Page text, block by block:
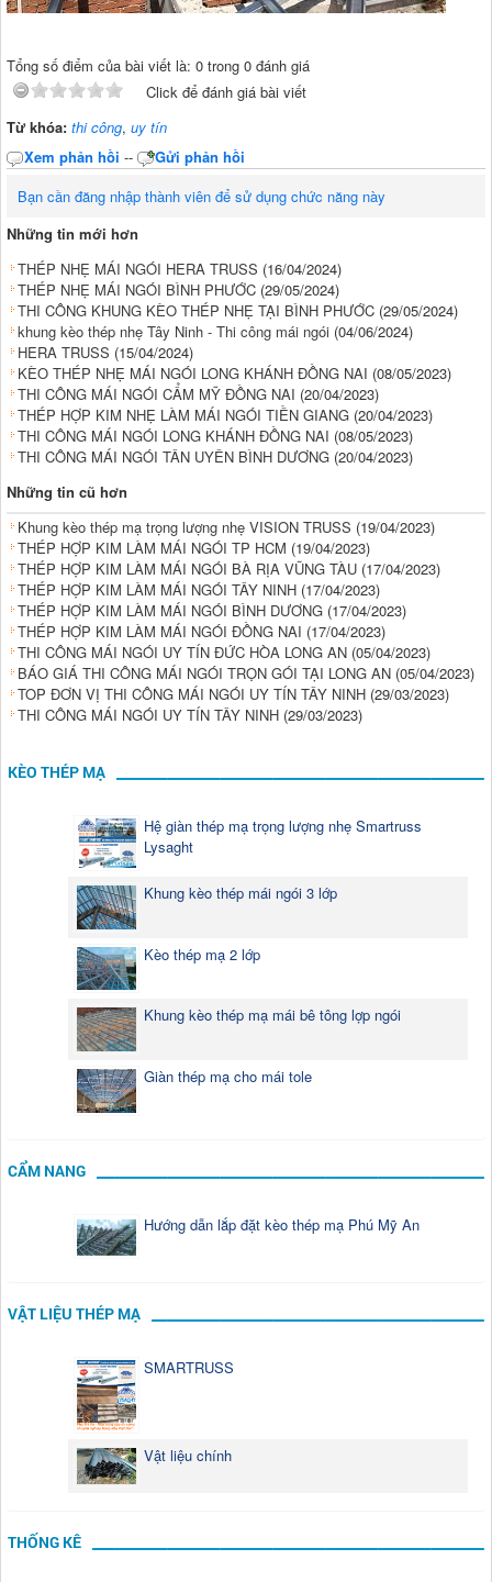
Tổng số điểm của bài viết là: 0 trong 0 đánh giá
Click để đánh giá bài viết
Từ khóa: thi công, uy tín
Xem phản hồi --
Gửi phản hồi
Bạn cần đăng nhập thành viên để sử dụng chức năng này
Những tin mới hơn
THÉP NHẸ MÁI NGÓI HERA TRUSS (16/04/2024)
THÉP NHẸ MÁI NGÓI BÌNH PHƯỚC (29/05/2024)
THI CÔNG KHUNG KÈO THÉP NHẸ TẠI BÌNH PHƯỚC (29/05/2024)
khung kèo thép nhẹ Tây Ninh - Thi công mái ngói (04/06/2024)
HERA TRUSS (15/04/2024)
KÈO THÉP NHẸ MÁI NGÓI LONG KHÁNH ĐỒNG NAI (08/05/2023)
THI CÔNG MÁI NGÓI CẨM MỸ ĐỒNG NAI (20/04/2023)
THÉP HỢP KIM NHẸ LÀM MÁI NGÓI TIỀN GIANG (20/04/2023)
THI CÔNG MÁI NGÓI LONG KHÁNH ĐỒNG NAI (08/05/2023)
THI CÔNG MÁI NGÓI TÂN UYÊN BÌNH DƯƠNG (20/04/2023)
Những tin cũ hơn
Khung kèo thép mạ trọng lượng nhẹ VISION TRUSS (19/04/2023)
THÉP HỢP KIM LÀM MÁI NGÓI TP HCM (19/04/2023)
THÉP HỢP KIM LÀM MÁI NGÓI BÀ RỊA VŨNG TÀU (17/04/2023)
THÉP HỢP KIM LÀM MÁI NGÓI TÂY NINH (17/04/2023)
THÉP HỢP KIM LÀM MÁI NGÓI BÌNH DƯƠNG (17/04/2023)
THÉP HỢP KIM LÀM MÁI NGÓI ĐỒNG NAI (17/04/2023)
THI CÔNG MÁI NGÓI UY TÍN ĐỨC HÒA LONG AN (05/04/2023)
BÁO GIÁ THI CÔNG MÁI NGÓI TRỌN GÓI TẠI LONG AN (05/04/2023)
TOP ĐƠN VỊ THI CÔNG MÁI NGÓI UY TÍN TÂY NINH (29/03/2023)
THI CÔNG MÁI NGÓI UY TÍN TÂY NINH (29/03/2023)
KÈO THÉP MẠ
Hệ giàn thép mạ trọng lượng nhẹ Smartruss
Lysaght
Khung kèo thép mái ngói 3 lớp
Kèo thép mạ 2 lớp
Khung kèo thép mạ mái bê tông lợp ngói
Giàn thép mạ cho mái tole
CẨM NANG
Hướng dẫn lắp đặt kèo thép mạ Phú Mỹ An
VẬT LIỆU THÉP MẠ
SMARTRUSS
Vật liệu chính
THỐNG KÊ